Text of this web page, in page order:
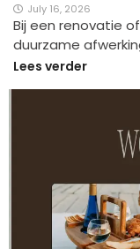
July 16, 2026
Bij een renovatie
duurzame
Lees verder